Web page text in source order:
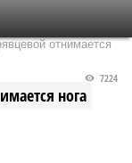
отнимается
нога
7224